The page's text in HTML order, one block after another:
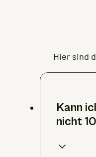
Hier sind
Kann
nicht